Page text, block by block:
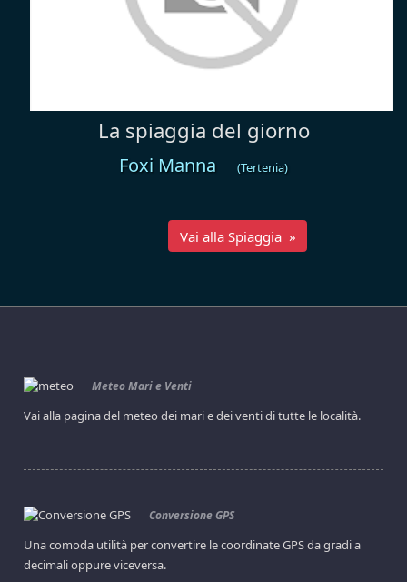
La spiaggia del giorno
Foxi Manna (Tertenia)
Vai alla Spiaggia »
Meteo Mari e Venti
Vai alla pagina del meteo dei mari e dei venti di tutte le località.
Conversione GPS
Una comoda utilità per convertire le coordinate GPS da gradi a
decimali oppure viceversa.